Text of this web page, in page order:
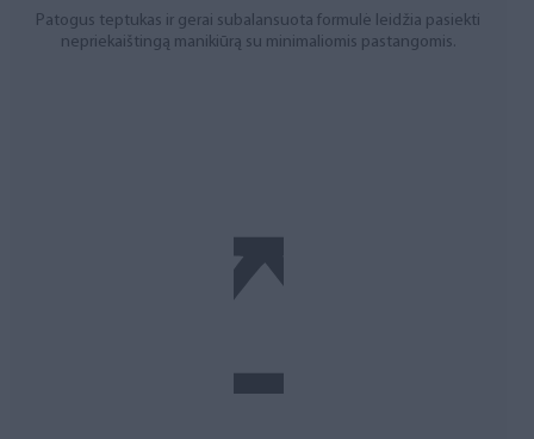
Patogus teptukas ir gerai subalansuota formulė leidžia pasiekti
nepriekaištingą manikiūrą su minimaliomis pastangomis.